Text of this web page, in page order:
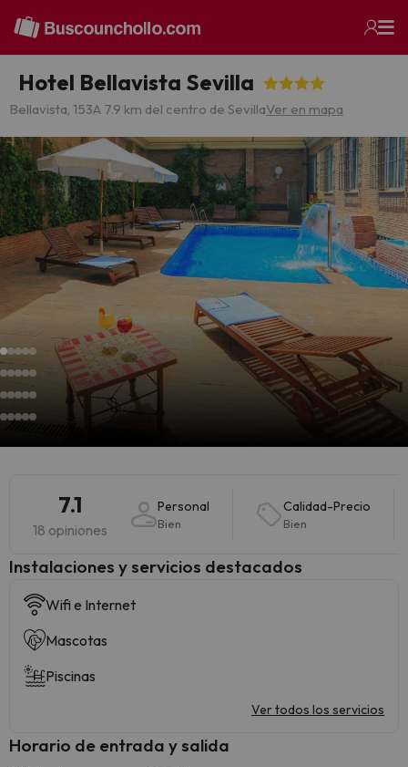
Hotel Bellavista Sevilla
Bellavista, 153A 7.9 km del centro de SevillaVer en mapa
7.1
18 opiniones
Personal
Bien
Calidad-Precio
Bien
Instalaciones y servicios destacados
Wifi e Internet
Mascotas
Piscinas
Ver todos los servicios
Horario de entrada y salida